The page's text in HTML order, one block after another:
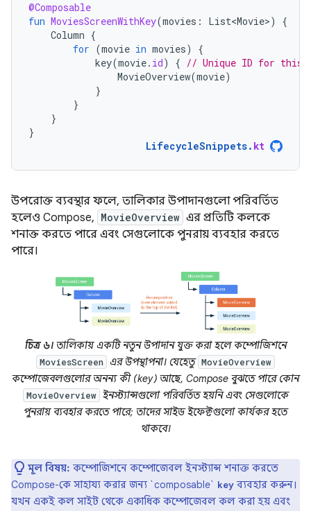
@Composable
fun MoviesScreenWithKey(movies : List<Movie>)
{
Column {
for (movie in movies)
{
key(movie. id) { // Unique ID for this
MovieOverview(movie)
}
}
}
}
LifecycleSnippets. kt
উপরোক্ত ব্যবস্থার ফলে, তালিকার উপাদানগুলো পরিবর্তিত
হলেও Compose, MovieOverview এর প্রতিটি কলকে
শনাক্ত করতে পারে এবং সেগুলোকে পুনরায় ব্যবহার করতে
পারে।
চিত্র ৬।তালিকায় একটি নতুন উপাদান যুক্ত করা হলে কম্পোজিশনে
MoviesScreen এর উপস্থাপনা। যেহেতু MovieOverview
কম্পোজেবলগুলোর অনন্য কী (key) আছে, Compose বুঝতে পারে কোন
MovieOverview ইনস্ট্যান্সগুলো পরিবর্তিত হয়নি এবং সেগুলোকে
পুনরায় ব্যবহার করতে পারে; তাদের সাইড ইফেক্টগুলো কার্যকর হতে
থাকবে।
মূল বিষয়: কম্পোজিশনে কম্পোজেবল ইনস্ট্যান্স শনাক্ত করতে
Compose-কে সাহায্য করার জন্য `composable` key ব্যবহার করুন।
যখন একই কল সাইট থেকে একাধিক কম্পোজেবল কল করা হয় এবং